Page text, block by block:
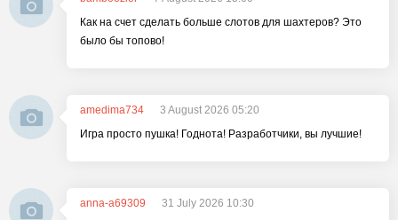
Как на счет сделать больше слотов для шахтеров? Это
было бы топово!
amedima734
3 August 2026 05:20
Игра просто пушка! Годнота! Разработчики, вы лучшие!
anna-a69309
31 July 2026 10:30